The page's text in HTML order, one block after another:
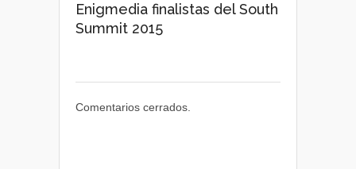
Enigmedia finalistas del South
Summit 2015
Comentarios cerrados.